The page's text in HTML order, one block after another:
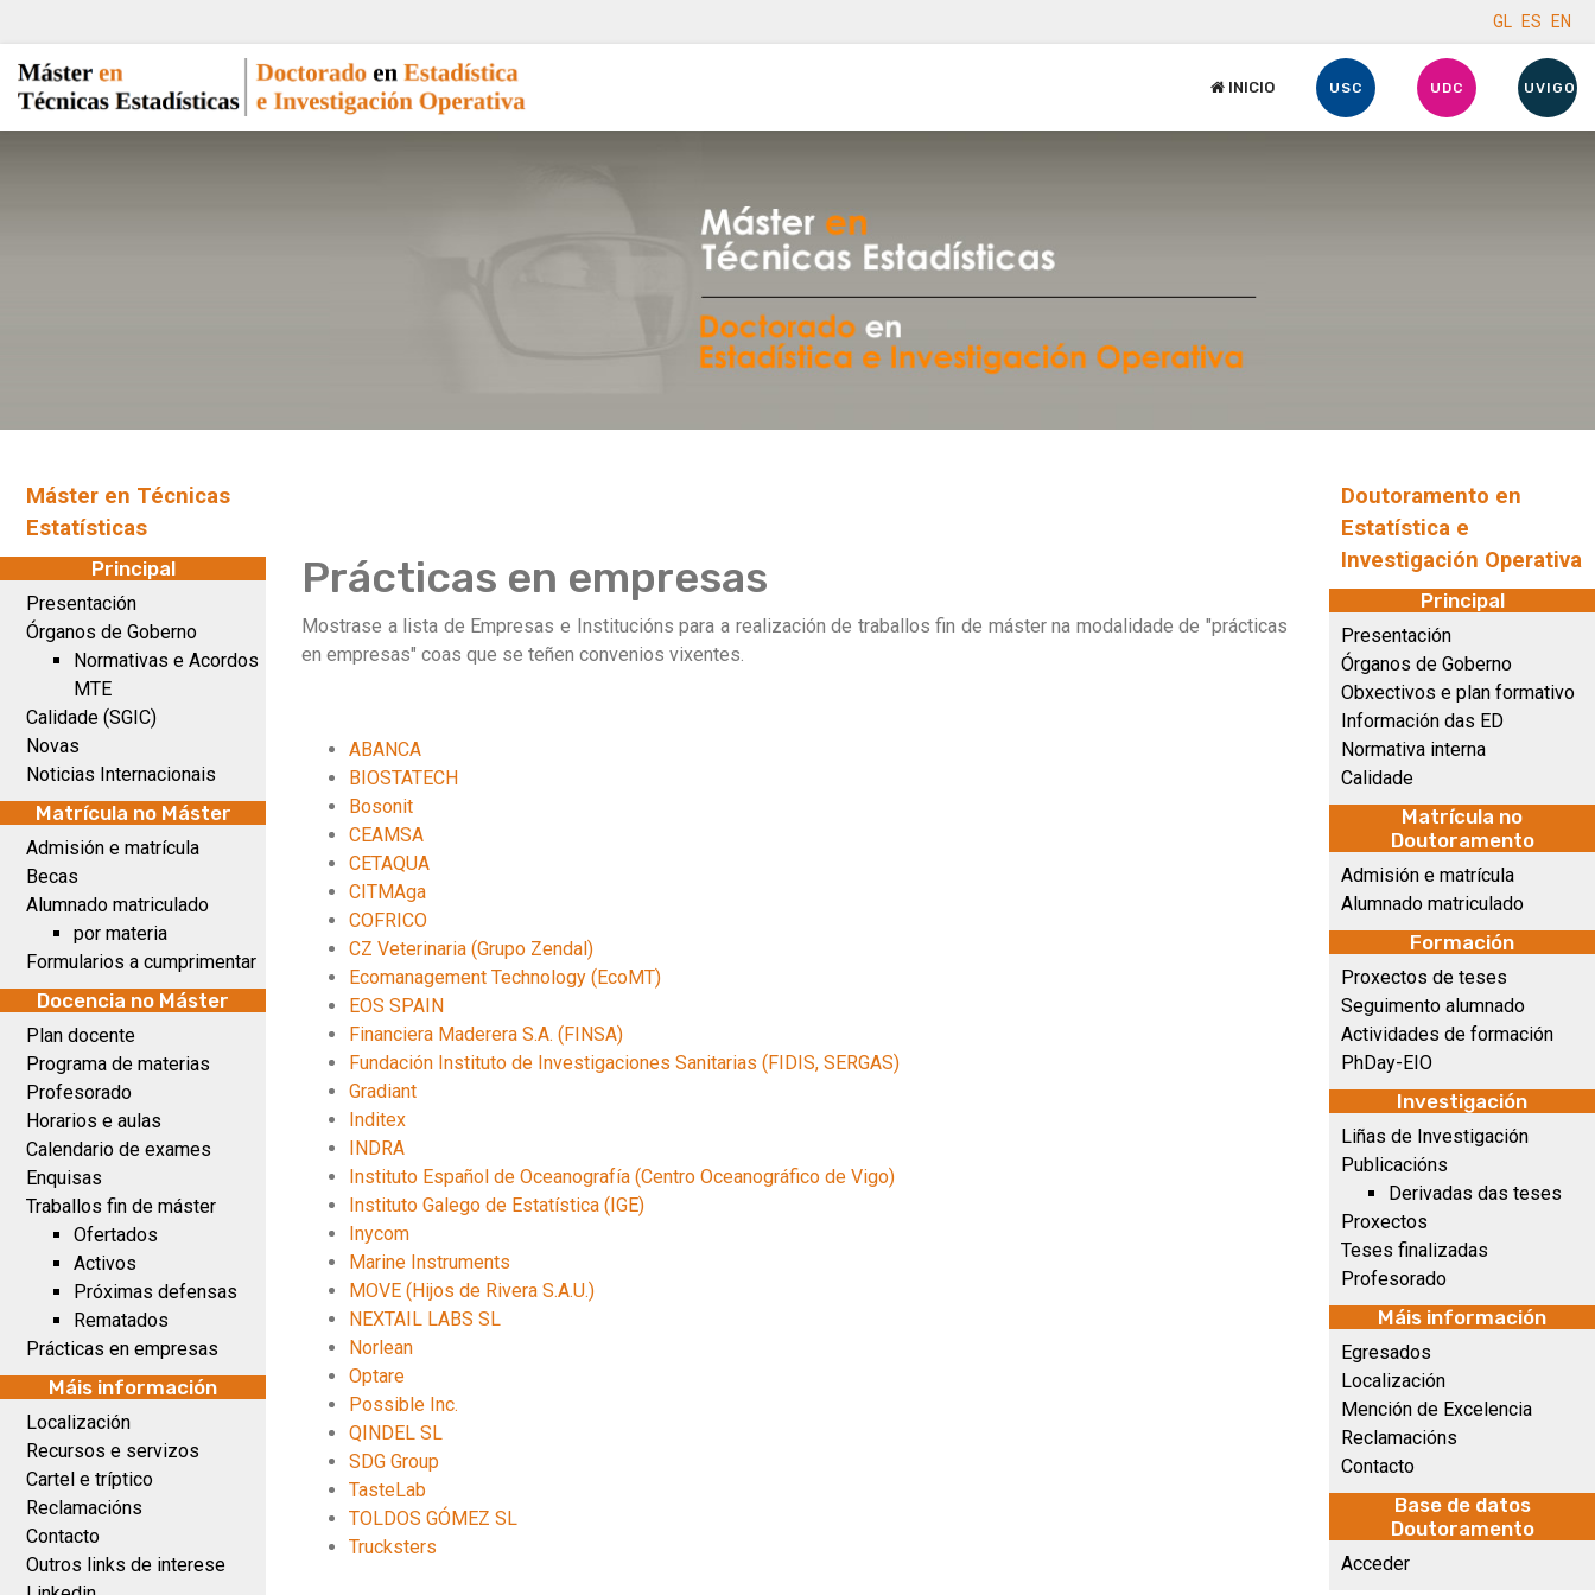
GL ES EN
INICIO USC UDC UVIGO
Máster en Técnicas
Estatísticas
Principal
Presentación
Órganos de Goberno
Normativas e Acordos
MTE
Calidade (SGIC)
Novas
Noticias Internacionais
Matrícula no Máster
Admisión e matrícula
Becas
Alumnado matriculado
por materia
Formularios a cumprimentar
Docencia no Máster
Plan docente
Programa de materias
Profesorado
Horarios e aulas
Calendario de exames
Enquisas
Traballos fin de máster
Ofertados
Activos
Próximas defensas
Rematados
Prácticas en empresas
Máis información
Localización
Recursos e servizos
Cartel e tríptico
Reclamacións
Contacto
Outros links de interese
Prácticas en empresas
Mostrase a lista de Empresas e Institucións para a realización de traballos fin de máster na modalidade de "prácticas
en empresas" coas que se teñen convenios vixentes.
ABANCA
BIOSTATECH
Bosonit
CEAMSA
CETAQUA
CITMAga
COFRICO
CZ Veterinaria (Grupo Zendal)
Ecomanagement Technology (EcoMT)
EOS SPAIN
Financiera Maderera S.A. (FINSA)
Fundación Instituto de Investigaciones Sanitarias (FIDIS, SERGAS)
Gradiant
Inditex
INDRA
Instituto Español de Oceanografía (Centro Oceanográfico de Vigo)
Instituto Galego de Estatística (IGE)
Inycom
Marine Instruments
MOVE (Hijos de Rivera S.A.U.)
NEXTAIL LABS SL
Norlean
Optare
Possible Inc.
QINDEL SL
SDG Group
TasteLab
TOLDOS GÓMEZ SL
Trucksters
Doutoramento en
Estatística e
Investigación Operativa
Principal
Presentación
Órganos de Goberno
Obxectivos e plan formativo
Información das ED
Normativa interna
Calidade
Matrícula no
Doutoramento
Admisión e matrícula
Alumnado matriculado
Formación
Proxectos de teses
Seguimento alumnado
Actividades de formación
PhDay-EIO
Investigación
Liñas de Investigación
Publicacións
Derivadas das teses
Proxectos
Teses finalizadas
Profesorado
Máis información
Egresados
Localización
Mención de Excelencia
Reclamacións
Contacto
Base de datos
Doutoramento
Acceder